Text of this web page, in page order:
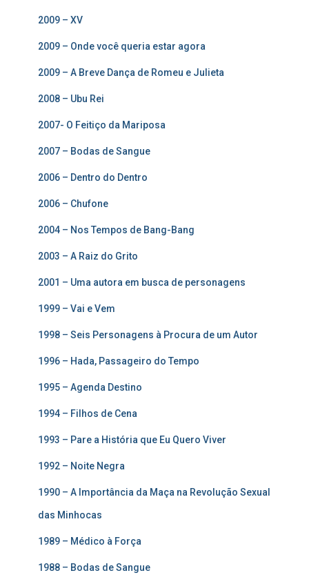
2009 – XV
2009 – Onde você queria estar agora
2009 – A Breve Dança de Romeu e Julieta
2008 – Ubu Rei
2007- O Feitiço da Mariposa
2007 – Bodas de Sangue
2006 – Dentro do Dentro
2006 – Chufone
2004 – Nos Tempos de Bang-Bang
2003 – A Raiz do Grito
2001 – Uma autora em busca de personagens
1999 – Vai e Vem
1998 – Seis Personagens à Procura de um Autor
1996 – Hada, Passageiro do Tempo
1995 – Agenda Destino
1994 – Filhos de Cena
1993 – Pare a História que Eu Quero Viver
1992 – Noite Negra
1990 – A Importância da Maça na Revolução Sexual
das Minhocas
1989 – Médico à Força
1988 – Bodas de Sangue